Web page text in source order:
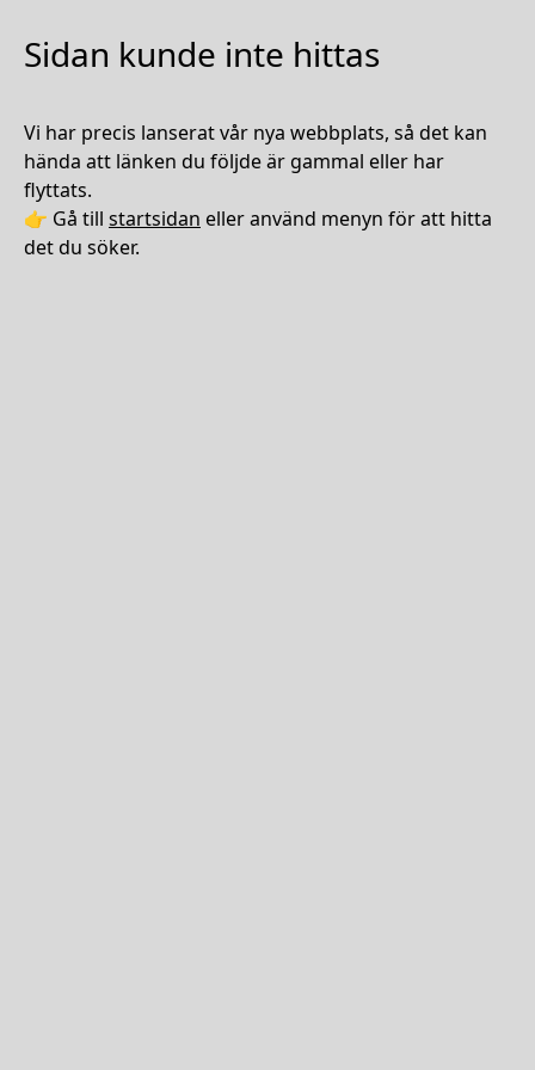
Sidan kunde inte hittas
Vi har precis lanserat vår nya webbplats, så det kan
hända att länken du följde är gammal eller har
flyttats.
👉 Gå till startsidan eller använd menyn för att hitta
det du söker.